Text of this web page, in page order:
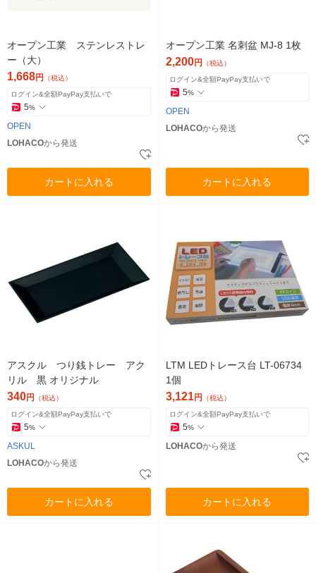
オープン工業 ステンレストレ
ー（大）
1,668円 （税込）
ログイン&全額PayPay支払いで
5%
OPEN
LOHACOから発送
カートに入れる
オープン工業 名刺盆 MJ-8 1枚
2,200円 （税込）
ログイン&全額PayPay支払いで
5%
OPEN
LOHACOから発送
カートに入れる
アスクル つり銭トレー アク
リル 黒 オリジナル
340円 （税込）
ログイン&全額PayPay支払いで
5%
ASKUL
LOHACOから発送
カートに入れる
LTM LEDトレース台 LT-06734
1個
3,121円 （税込）
ログイン&全額PayPay支払いで
5%
LOHACOから発送
カートに入れる